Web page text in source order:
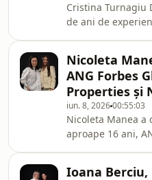
Cristina Turnagiu
de ani de
management de
ani este
Communication
industriile de lux
hospitality și
s-a specializat in
ceremonial, este
Asociatiei Romane
Nicoleta
ANG Forbes
Properties și
iun. 8, 202600:55:03
Nicoleta Manea a
aproape 16 ani,
Forbes Global
Ioana Berciu,